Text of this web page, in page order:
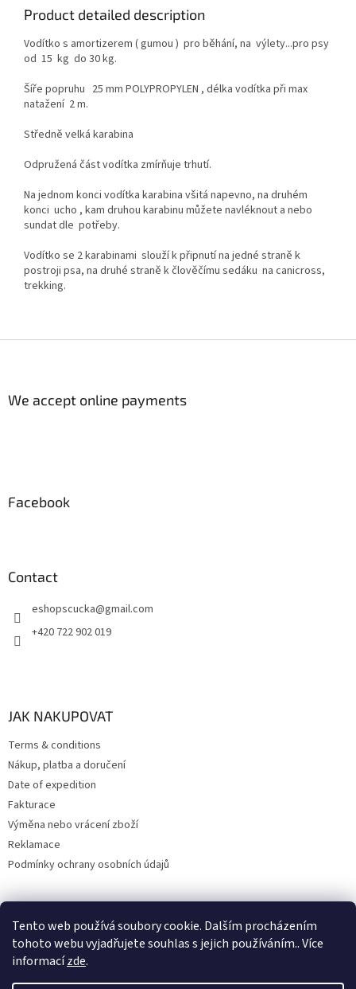
Tento web používá soubory cookie. Dalším procházením
tohoto webu vyjadřujete souhlas s jejich používáním.. Více
informacízde.
Product detailed description
Vodítko s amortizerem ( gumou ) pro běhání, na výlety...pro psy
od 15 kg do 30 kg.
Šíře popruhu 25 mm POLYPROPYLEN , délka vodítka při max
natažení 2 m.
Středně velká karabina
Odpružená část vodítka zmírňuje trhutí.
Na jednom konci vodítka karabina všitá napevno, na druhém
konci ucho , kam druhou karabinu můžete navléknout a nebo
sundat dle potřeby.
Vodítko se 2 karabinami slouží k připnutí na jedné straně k
postroji psa, na druhé straně k člověčímu sedáku na canicross,
trekking.
We accept online payments
Facebook
Contact
eshopscucka@gmail.com
+420 722 902 019
JAK NAKUPOVAT
Terms & conditions
Nákup, platba a doručení
Date of expedition
Fakturace
Výměna nebo vrácení zboží
Reklamace
Podmínky ochrany osobních údajů
Edited by 404notfound.cz